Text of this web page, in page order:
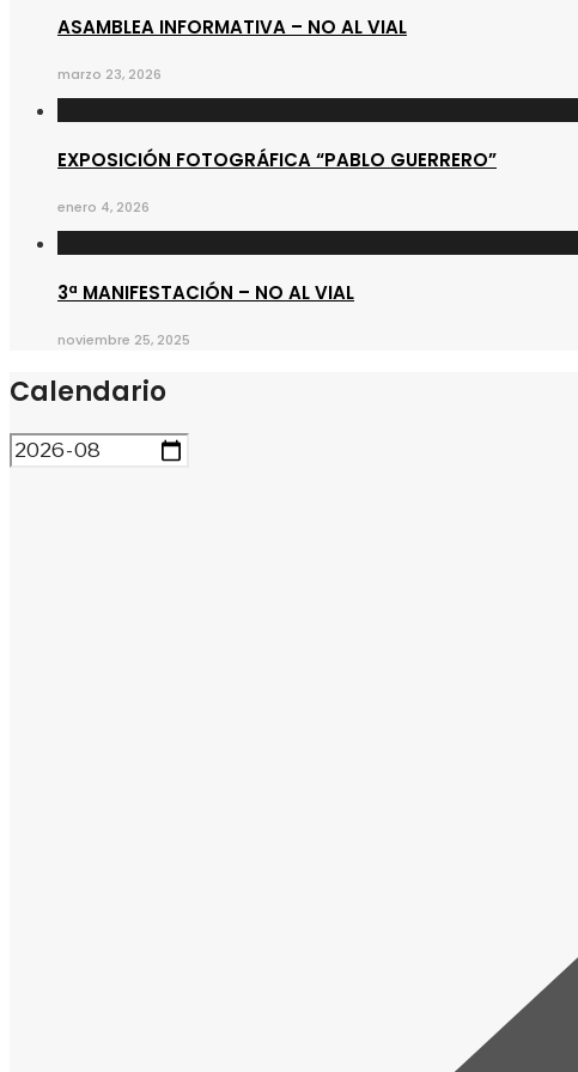
ASAMBLEA INFORMATIVA – NO AL VIAL
marzo 23, 2026
EXPOSICIÓN FOTOGRÁFICA “PABLO GUERRERO”
enero 4, 2026
3ª MANIFESTACIÓN – NO AL VIAL
noviembre 25, 2025
Calendario